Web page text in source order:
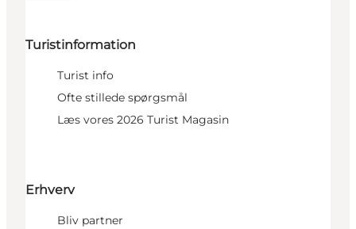
Turistinformation
Turist info
Ofte stillede spørgsmål
Læs vores 2026 Turist Magasin
Erhverv
Bliv partner